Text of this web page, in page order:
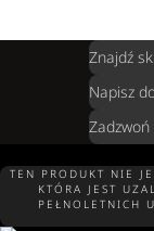
Znajdź
Napisz
TEN PRODUKT NIE
KTÓRA JEST
PEŁNOLETNICH